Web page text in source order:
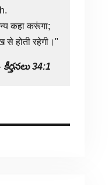
कहा करूंगा;
से होती रहेगी।"
కీర్తనలు 34:1